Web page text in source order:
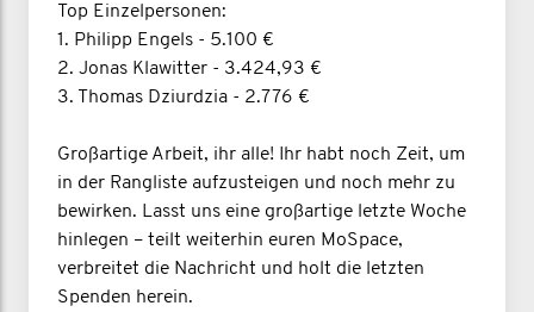
Top Einzelpersonen:
1. Philipp Engels - 5.100 €
2. Jonas Klawitter - 3.424,93 €
3. Thomas Dziurdzia - 2.776 €
Großartige Arbeit, ihr alle! Ihr habt noch Zeit, um
in der Rangliste aufzusteigen und noch mehr zu
bewirken. Lasst uns eine großartige letzte Woche
hinlegen – teilt weiterhin euren MoSpace,
verbreitet die Nachricht und holt die letzten
Spenden herein.